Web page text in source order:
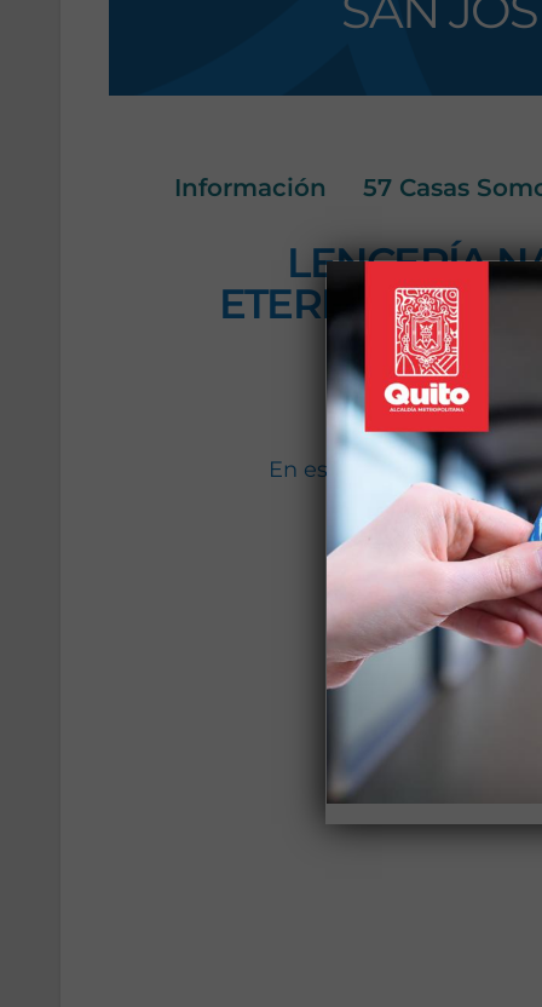
Información 57 Casas
LENCERÍA
ETERNAS/
En este taller